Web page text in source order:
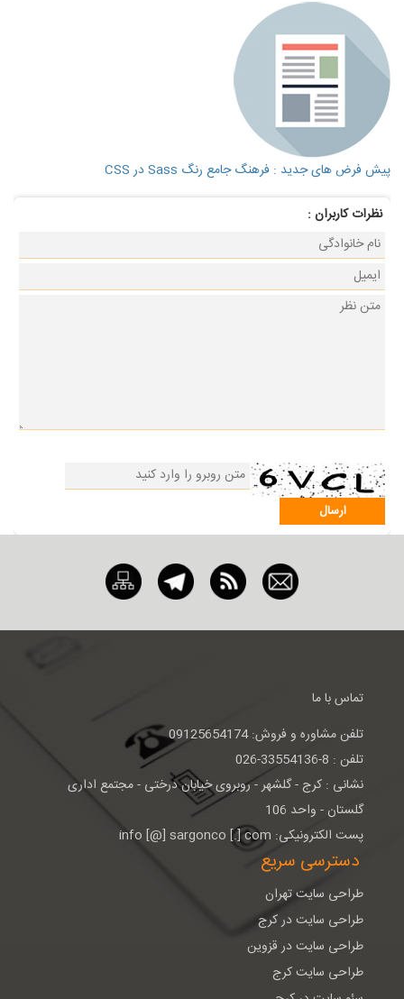
پیش فرض های جدید : فرهنگ جامع رنگ Sass در CSS
نظرات كاربران :
تماس با ما
تلفن مشاوره و فروش: 09125654174
تلفن : 8-33554136-026
نشانی : كرج - گلشهر - روبروی خيابان درختی - مجتمع اداری
گلستان - واحد 106
پست الکترونیکی: info [@] sargonco [.] com
دسترسی سریع
طراحی سایت تهران
طراحی سایت در کرج
طراحی سایت در قزوین
طراحی سایت کرج